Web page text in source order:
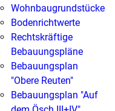
Wohnbaugrundstücke
Bodenrichtwerte
Rechtskräftige
Bebauungspläne
Bebauungsplan
"Obere Reuten"
Bebauungsplan "Auf